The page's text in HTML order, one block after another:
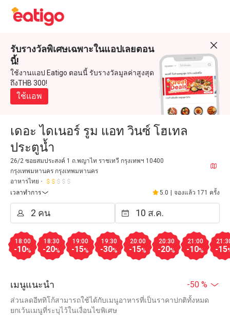
รับรางวัลพิเศษเฉพาะในแอปเลยตอน
นี้!
ใช้งานแอป Eatigo ตอนนี้ รับรางวัลมูลค่าสูงสุด
ถึงTHB 300!
ใช้แอพ
เดอะ ไดเนอร์ รูม แอท วินซ์ โฮเทล
ประตูน้ำ
26/2 ซอยสมประสงค์ 1 ถ.พญาไท ราชเทวี กรุงเทพฯ 10400
กรุงเทพมหานคร กรุงเทพมหานคร
อาหารไทย
เวลาทำการ
5.0 จองแล้ว 171 ครั้ง
18:00
-10%
18:30
-20%
19:00
-15%
19:30
-30%
20:00
-15%
20:30
-20%
21:00
-10% -15
เมนูแนะนำ -50 %
ส่วนลดอีททิโก้สามารถใช้ได้กับเมนูอาหารที่เป็นราคาปกติทั้งหมด
ยกเว้นเมนูที่ระบุไว้ในเงื่อนไขพิเศษ